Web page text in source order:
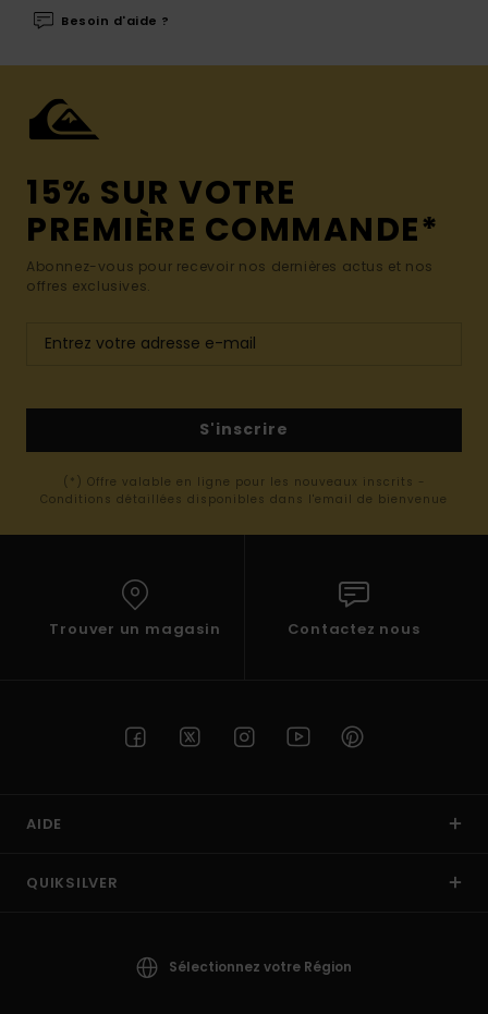
Besoin d'aide ?
15% SUR VOTRE
PREMIÈRE COMMANDE*
Abonnez-vous pour recevoir nos dernières actus et nos
offres exclusives.
S'inscrire
(*) Offre valable en ligne pour les nouveaux inscrits -
Conditions détaillées disponibles dans l'email de bienvenue
Trouver un magasin Contactez nous
AIDE
QUIKSILVER
Sélectionnez votre Région